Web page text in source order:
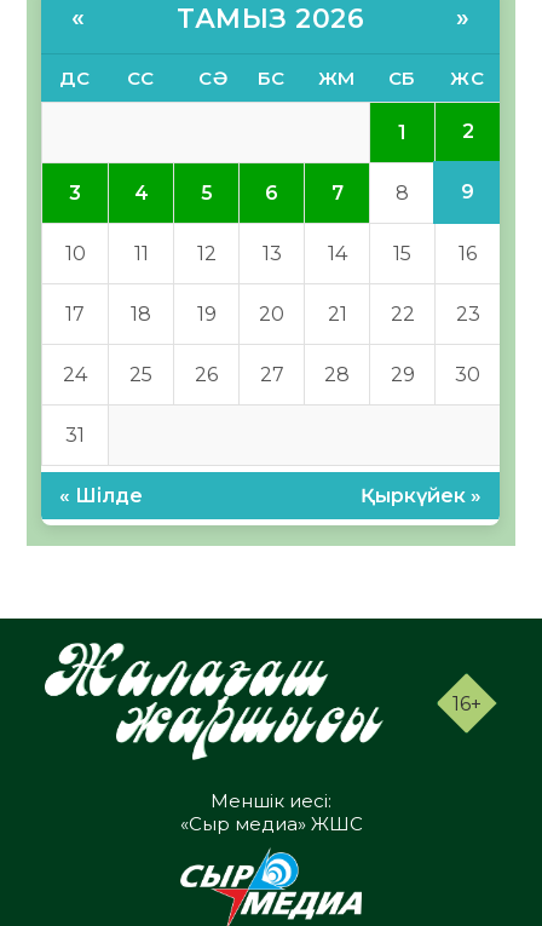
« ТАМЫЗ 2026 »
ДС СС СӘ БС ЖМ СБ ЖС
1 2
3 4 5 6 7 8 9
10 11 12 13 14 15 16
17 18 19 20 21 22 23
24 25 26 27 28 29 30
31
« Шілде Қыркүйек »
16+
Меншік иесі:
«Сыр медиа» ЖШС